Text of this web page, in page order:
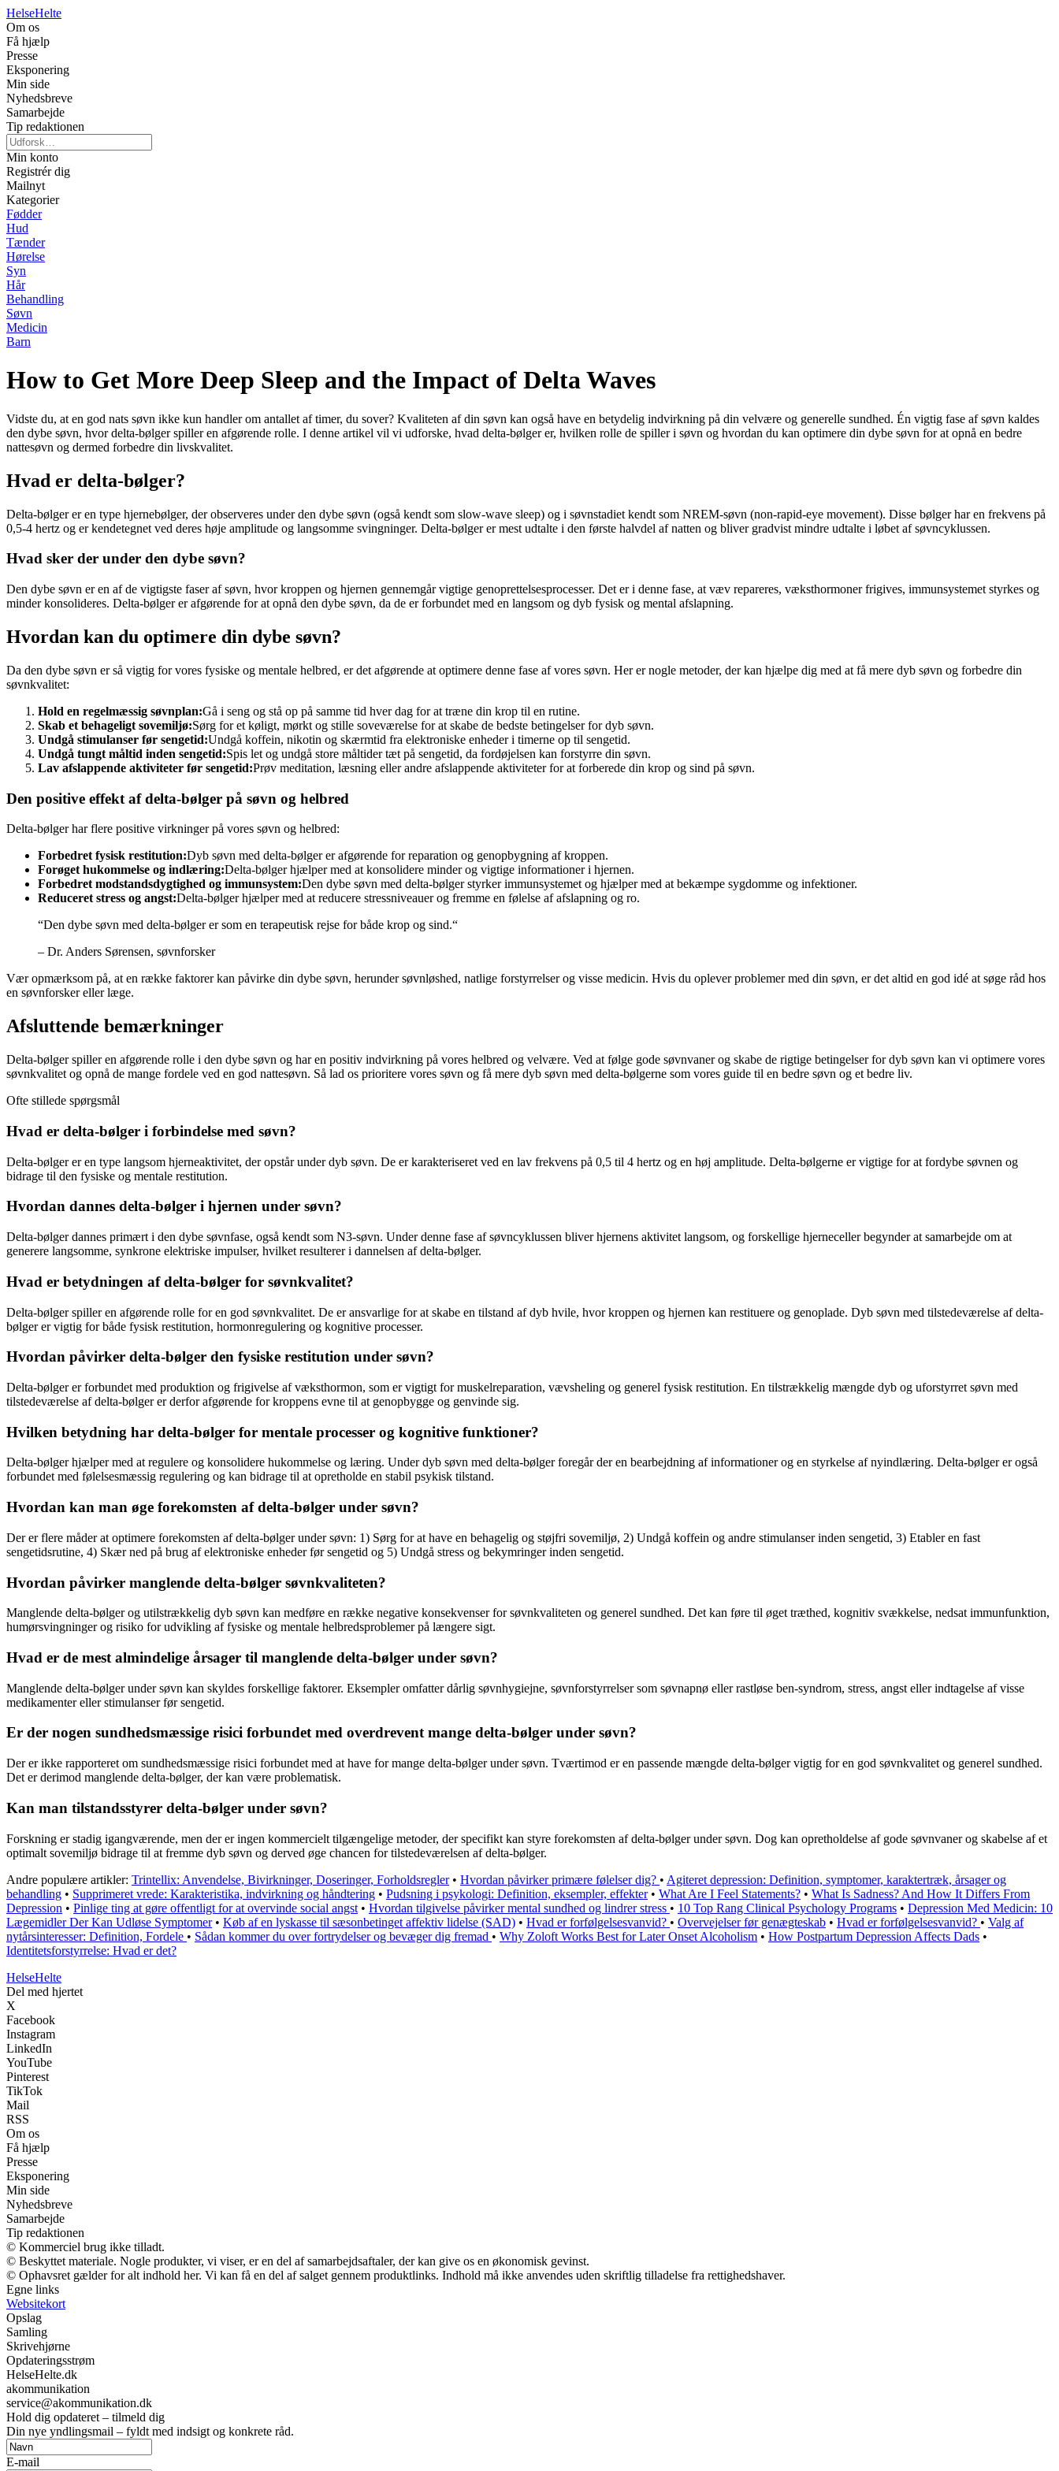
HelseHelte
Om os
Få hjælp
Presse
Eksponering
Min side
Nyhedsbreve
Samarbejde
Tip redaktionen
Min konto
Registrér dig
Mailnyt
Kategorier
Fødder
Hud
Tænder
Hørelse
Syn
Hår
Behandling
Søvn
Medicin
Barn
How to Get More Deep Sleep and the Impact of Delta Waves
Vidste du, at en god nats søvn ikke kun handler om antallet af timer, du sover? Kvaliteten af din søvn kan også have en betydelig indvirkning på din velvære og generelle sundhed. Én vigtig fase af søvn kaldes
den dybe søvn, hvor delta-bølger spiller en afgørende rolle. I denne artikel vil vi udforske, hvad delta-bølger er, hvilken rolle de spiller i søvn og hvordan du kan optimere din dybe søvn for at opnå en bedre
nattesøvn og dermed forbedre din livskvalitet.
Hvad er delta-bølger?
Delta-bølger er en type hjernebølger, der observeres under den dybe søvn (også kendt som slow-wave sleep) og i søvnstadiet kendt som NREM-søvn (non-rapid-eye movement). Disse bølger har en frekvens på
0,5-4 hertz og er kendetegnet ved deres høje amplitude og langsomme svingninger. Delta-bølger er mest udtalte i den første halvdel af natten og bliver gradvist mindre udtalte i løbet af søvncyklussen.
Hvad sker der under den dybe søvn?
Den dybe søvn er en af de vigtigste faser af søvn, hvor kroppen og hjernen gennemgår vigtige genoprettelsesprocesser. Det er i denne fase, at væv repareres, væksthormoner frigives, immunsystemet styrkes og
minder konsolideres. Delta-bølger er afgørende for at opnå den dybe søvn, da de er forbundet med en langsom og dyb fysisk og mental afslapning.
Hvordan kan du optimere din dybe søvn?
Da den dybe søvn er så vigtig for vores fysiske og mentale helbred, er det afgørende at optimere denne fase af vores søvn. Her er nogle metoder, der kan hjælpe dig med at få mere dyb søvn og forbedre din
søvnkvalitet:
Hold en regelmæssig søvnplan:Gå i seng og stå op på samme tid hver dag for at træne din krop til en rutine.
Skab et behageligt sovemiljø:Sørg for et køligt, mørkt og stille soveværelse for at skabe de bedste betingelser for dyb søvn.
Undgå stimulanser før sengetid:Undgå koffein, nikotin og skærmtid fra elektroniske enheder i timerne op til sengetid.
Undgå tungt måltid inden sengetid:Spis let og undgå store måltider tæt på sengetid, da fordøjelsen kan forstyrre din søvn.
Lav afslappende aktiviteter før sengetid:Prøv meditation, læsning eller andre afslappende aktiviteter for at forberede din krop og sind på søvn.
Den positive effekt af delta-bølger på søvn og helbred
Delta-bølger har flere positive virkninger på vores søvn og helbred:
Forbedret fysisk restitution:Dyb søvn med delta-bølger er afgørende for reparation og genopbygning af kroppen.
Forøget hukommelse og indlæring:Delta-bølger hjælper med at konsolidere minder og vigtige informationer i hjernen.
Forbedret modstandsdygtighed og immunsystem:Den dybe søvn med delta-bølger styrker immunsystemet og hjælper med at bekæmpe sygdomme og infektioner.
Reduceret stress og angst:Delta-bølger hjælper med at reducere stressniveauer og fremme en følelse af afslapning og ro.
“Den dybe søvn med delta-bølger er som en terapeutisk rejse for både krop og sind.“
– Dr. Anders Sørensen, søvnforsker
Vær opmærksom på, at en række faktorer kan påvirke din dybe søvn, herunder søvnløshed, natlige forstyrrelser og visse medicin. Hvis du oplever problemer med din søvn, er det altid en god idé at søge råd hos
en søvnforsker eller læge.
Afsluttende bemærkninger
Delta-bølger spiller en afgørende rolle i den dybe søvn og har en positiv indvirkning på vores helbred og velvære. Ved at følge gode søvnvaner og skabe de rigtige betingelser for dyb søvn kan vi optimere vores
søvnkvalitet og opnå de mange fordele ved en god nattesøvn. Så lad os prioritere vores søvn og få mere dyb søvn med delta-bølgerne som vores guide til en bedre søvn og et bedre liv.
Ofte stillede spørgsmål
Hvad er delta-bølger i forbindelse med søvn?
Delta-bølger er en type langsom hjerneaktivitet, der opstår under dyb søvn. De er karakteriseret ved en lav frekvens på 0,5 til 4 hertz og en høj amplitude. Delta-bølgerne er vigtige for at fordybe søvnen og
bidrage til den fysiske og mentale restitution.
Hvordan dannes delta-bølger i hjernen under søvn?
Delta-bølger dannes primært i den dybe søvnfase, også kendt som N3-søvn. Under denne fase af søvncyklussen bliver hjernens aktivitet langsom, og forskellige hjerneceller begynder at samarbejde om at
generere langsomme, synkrone elektriske impulser, hvilket resulterer i dannelsen af delta-bølger.
Hvad er betydningen af delta-bølger for søvnkvalitet?
Delta-bølger spiller en afgørende rolle for en god søvnkvalitet. De er ansvarlige for at skabe en tilstand af dyb hvile, hvor kroppen og hjernen kan restituere og genoplade. Dyb søvn med tilstedeværelse af delta-
bølger er vigtig for både fysisk restitution, hormonregulering og kognitive processer.
Hvordan påvirker delta-bølger den fysiske restitution under søvn?
Delta-bølger er forbundet med produktion og frigivelse af væksthormon, som er vigtigt for muskelreparation, vævsheling og generel fysisk restitution. En tilstrækkelig mængde dyb og uforstyrret søvn med
tilstedeværelse af delta-bølger er derfor afgørende for kroppens evne til at genopbygge og genvinde sig.
Hvilken betydning har delta-bølger for mentale processer og kognitive funktioner?
Delta-bølger hjælper med at regulere og konsolidere hukommelse og læring. Under dyb søvn med delta-bølger foregår der en bearbejdning af informationer og en styrkelse af nyindlæring. Delta-bølger er også
forbundet med følelsesmæssig regulering og kan bidrage til at opretholde en stabil psykisk tilstand.
Hvordan kan man øge forekomsten af delta-bølger under søvn?
Der er flere måder at optimere forekomsten af delta-bølger under søvn: 1) Sørg for at have en behagelig og støjfri sovemiljø, 2) Undgå koffein og andre stimulanser inden sengetid, 3) Etabler en fast
sengetidsrutine, 4) Skær ned på brug af elektroniske enheder før sengetid og 5) Undgå stress og bekymringer inden sengetid.
Hvordan påvirker manglende delta-bølger søvnkvaliteten?
Manglende delta-bølger og utilstrækkelig dyb søvn kan medføre en række negative konsekvenser for søvnkvaliteten og generel sundhed. Det kan føre til øget træthed, kognitiv svækkelse, nedsat immunfunktion,
humørsvingninger og risiko for udvikling af fysiske og mentale helbredsproblemer på længere sigt.
Hvad er de mest almindelige årsager til manglende delta-bølger under søvn?
Manglende delta-bølger under søvn kan skyldes forskellige faktorer. Eksempler omfatter dårlig søvnhygiejne, søvnforstyrrelser som søvnapnø eller rastløse ben-syndrom, stress, angst eller indtagelse af visse
medikamenter eller stimulanser før sengetid.
Er der nogen sundhedsmæssige risici forbundet med overdrevent mange delta-bølger under søvn?
Der er ikke rapporteret om sundhedsmæssige risici forbundet med at have for mange delta-bølger under søvn. Tværtimod er en passende mængde delta-bølger vigtig for en god søvnkvalitet og generel sundhed.
Det er derimod manglende delta-bølger, der kan være problematisk.
Kan man tilstandsstyrer delta-bølger under søvn?
Forskning er stadig igangværende, men der er ingen kommercielt tilgængelige metoder, der specifikt kan styre forekomsten af delta-bølger under søvn. Dog kan opretholdelse af gode søvnvaner og skabelse af et
optimalt sovemiljø bidrage til at fremme dyb søvn og derved øge chancen for tilstedeværelsen af delta-bølger.
Andre populære artikler: Trintellix: Anvendelse, Bivirkninger, Doseringer, Forholdsregler• Hvordan påvirker primære følelser dig? • Agiteret depression: Definition, symptomer, karaktertræk, årsager og
behandling • Supprimeret vrede: Karakteristika, indvirkning og håndtering • Pudsning i psykologi: Definition, eksempler, effekter• What Are I Feel Statements? • What Is Sadness? And How It Differs From
Depression • Pinlige ting at gøre offentligt for at overvinde social angst • Hvordan tilgivelse påvirker mental sundhed og lindrer stress • 10 Top Rang Clinical Psychology Programs • Depression Med Medicin: 10
Lægemidler Der Kan Udløse Symptomer• Køb af en lyskasse til sæsonbetinget affektiv lidelse (SAD) • Hvad er forfølgelsesvanvid? • Overvejelser før genægteskab • Hvad er forfølgelsesvanvid? • Valg af
nytårsinteresser: Definition, Fordele • Sådan kommer du over fortrydelser og bevæger dig fremad • Why Zoloft Works Best for Later Onset Alcoholism • How Postpartum Depression Affects Dads •
Identitetsforstyrrelse: Hvad er det?
HelseHelte
Del med hjertet
X
Facebook
Instagram
LinkedIn
YouTube
Pinterest
TikTok
Mail
RSS
Om os
Få hjælp
Presse
Eksponering
Min side
Nyhedsbreve
Samarbejde
Tip redaktionen
© Kommerciel brug ikke tilladt.
© Beskyttet materiale. Nogle produkter, vi viser, er en del af samarbejdsaftaler, der kan give os en økonomisk gevinst.
© Ophavsret gælder for alt indhold her. Vi kan få en del af salget gennem produktlinks. Indhold må ikke anvendes uden skriftlig tilladelse fra rettighedshaver.
Egne links
Websitekort
Opslag
Samling
Skrivehjørne
Opdateringsstrøm
HelseHelte.dk
akommunikation
service@akommunikation.dk
Hold dig opdateret – tilmeld dig
Din nye yndlingsmail – fyldt med indsigt og konkrete råd.
E-mail